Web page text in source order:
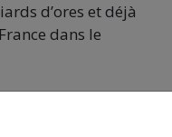
d’ores et déjà
dans le
geste barrière